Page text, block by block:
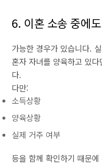
6. 이혼 소송 중에
가능한 경우가 있습니다.
혼자 자녀를 양육하고 있
다.
다만:
소득상황
양육상황
실제 거주 여부
등을 함께 확인하기 때문